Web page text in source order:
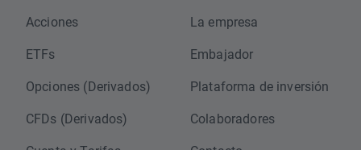
Acciones
ETFs
Opciones (Derivados)
CFDs (Derivados)
La empresa
Embajador
Plataforma de inversión
Colaboradores